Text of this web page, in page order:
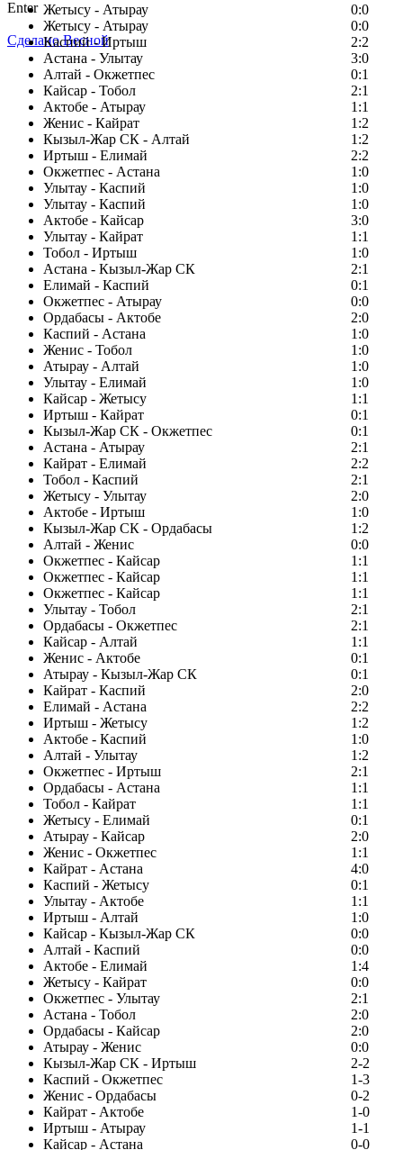
Жетысу - Атырау
0:0
Жетысу - Атырау
0:0
Каспий - Иртыш
2:2
Астана - Улытау
3:0
Алтай - Окжетпес
0:1
Кайсар - Тобол
2:1
Актобе - Атырау
1:1
Женис - Кайрат
1:2
Кызыл-Жар СК - Алтай
1:2
Иртыш - Елимай
2:2
Окжетпес - Астана
1:0
Улытау - Каспий
1:0
Улытау - Каспий
1:0
Актобе - Кайсар
3:0
Улытау - Кайрат
1:1
Тобол - Иртыш
1:0
Астана - Кызыл-Жар СК
2:1
Елимай - Каспий
0:1
Окжетпес - Атырау
0:0
Ордабасы - Актобе
2:0
Каспий - Астана
1:0
Женис - Тобол
1:0
Атырау - Алтай
1:0
Улытау - Елимай
1:0
Кайсар - Жетысу
1:1
Иртыш - Кайрат
0:1
Кызыл-Жар СК - Окжетпес
0:1
Астана - Атырау
2:1
Кайрат - Елимай
2:2
Тобол - Каспий
2:1
Жетысу - Улытау
2:0
Актобе - Иртыш
1:0
Кызыл-Жар СК - Ордабасы
1:2
Алтай - Женис
0:0
Окжетпес - Кайсар
1:1
Окжетпес - Кайсар
1:1
Окжетпес - Кайсар
1:1
Улытау - Тобол
2:1
Ордабасы - Окжетпес
2:1
Кайсар - Алтай
1:1
Женис - Актобе
0:1
Атырау - Кызыл-Жар СК
0:1
Кайрат - Каспий
2:0
Елимай - Астана
2:2
Иртыш - Жетысу
1:2
Актобе - Каспий
1:0
Алтай - Улытау
1:2
Окжетпес - Иртыш
2:1
Ордабасы - Астана
1:1
Тобол - Кайрат
1:1
Жетысу - Елимай
0:1
Атырау - Кайсар
2:0
Женис - Окжетпес
1:1
Кайрат - Астана
4:0
Каспий - Жетысу
0:1
Улытау - Актобе
1:1
Иртыш - Алтай
1:0
Кайсар - Кызыл-Жар СК
0:0
Алтай - Каспий
0:0
Актобе - Елимай
1:4
Жетысу - Кайрат
0:0
Окжетпес - Улытау
2:1
Астана - Тобол
2:0
Ордабасы - Кайсар
2:0
Атырау - Женис
0:0
Кызыл-Жар СК - Иртыш
2-2
Каспий - Окжетпес
1-3
Женис - Ордабасы
0-2
Кайрат - Актобе
1-0
Иртыш - Атырау
1-1
Кайсар - Астана
0-0
Enter
Сделано Весной